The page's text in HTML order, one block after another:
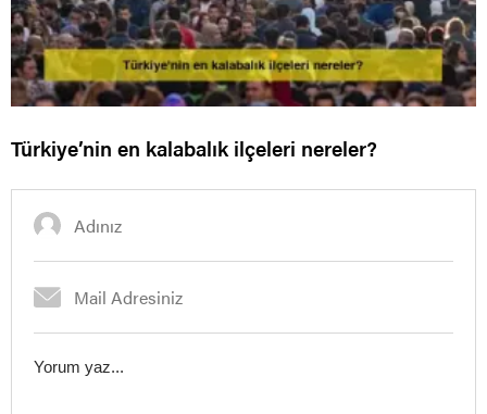
Türkiye’nin en kalabalık ilçeleri nereler?